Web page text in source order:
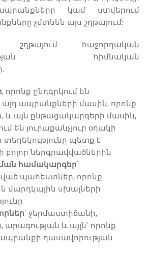
կամ ստվերում
չմտնեն այս շղթայում:
շղթայում հաջորդական
հիմնական
, որոնք ընդգրկում են
այդ ապրանքների մասին, որոնք
և այն ընթացակարգերի մասին,
են յուրաքանչյուր օղակի
պետք է
բոլոր ներգրավվածներին
համակարգեր՝
պահեստներ, որոնք
մարդկային սխալների
՝ ջերմաստիճանի,
և այլն՝ որոնք
դասավորության